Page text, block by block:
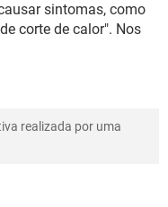
sintomas, como
corte de calor". Nos
realizada por uma